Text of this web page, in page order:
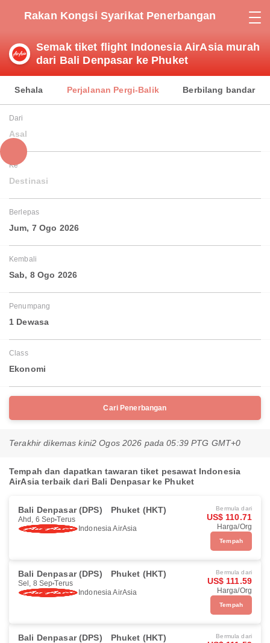
Rakan Kongsi Syarikat Penerbangan
Semak tiket flight Indonesia AirAsia murah
dari Bali Denpasar ke Phuket
Sehala Perjalanan Pergi-Balik Berbilang bandar
Dari
Asal
Ke
Destinasi
Berlepas
Jum, 7 Ogo 2026
Kembali
Sab, 8 Ogo 2026
Penumpang
1 Dewasa
Class
Ekonomi
Cari Penerbangan
Terakhir dikemas kini2 Ogos 2026 pada 05:39 PTG GMT+0
Tempah dan dapatkan tawaran tiket pesawat Indonesia
AirAsia terbaik dari Bali Denpasar ke Phuket
Bali Denpasar (DPS) Phuket (HKT)
Ahd, 6 Sep Terus
Indonesia AirAsia
Bermula dari
US$ 110.71
Harga/Org
Tempah
Bali Denpasar (DPS) Phuket (HKT)
Sel, 8 Sep Terus
Indonesia AirAsia
Bermula dari
US$ 111.59
Harga/Org
Tempah
Bali Denpasar (DPS) Phuket (HKT) Bermula dari